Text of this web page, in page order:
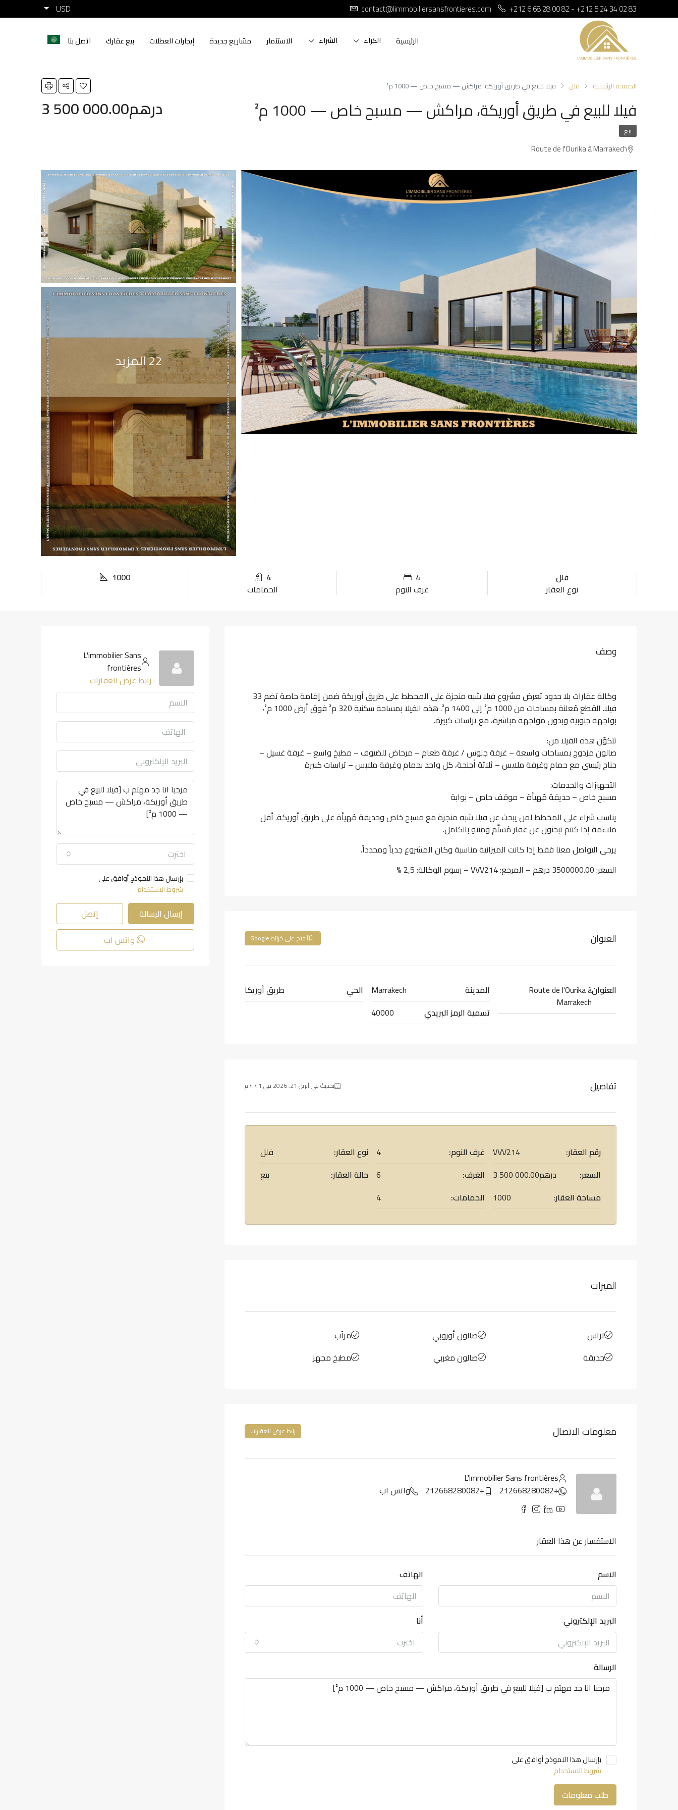
+212 6 68 28 00 82 - +212 5 24 34 02 83
contact@limmobiliersansfrontieres.com
USD
الرئيسية الكراء الشراء الاستثمار مشاريع جديدة إيجارات العطلات بيع عقارك اتصل بنا
الصفحة الرئيسية فلل فيلا للبيع في طريق أوريكة، مراكش — مسبح خاص — 1000 م²
فيلا للبيع في طريق أوريكة، مراكش — مسبح خاص — 1000 م² 3 500 000.00درهم
بيع
Route de l'Ourika à Marrakech
22 المزيد
فلل
نوع العقار
4
غرف النوم
4
الحمامات
1000
وصف
وكالة عقارات بلا حدود تعرض مشروع فيلا شبه منجزة على المخطط على طريق أوريكة ضمن إقامة خاصة تضم 33
فيلا. القطع مُعلنة بمساحات من 1000 م² إلى 1400 م². هذه الفيلا بمساحة سكنية 320 م² فوق أرض 1000 م²،
بواجهة جنوبية وبدون مواجهة مباشرة، مع تراسات كبيرة.
تتكوّن هذه الفيلا من:
صالون مزدوج بمساحات واسعة – غرفة جلوس / غرفة طعام – مرحاض للضيوف – مطبخ واسع – غرفة غسيل –
جناح رئيسي مع حمام وغرفة ملابس – ثلاثة أجنحة، كل واحد بحمام وغرفة ملابس – تراسات كبيرة
التجهيزات والخدمات:
مسبح خاص – حديقة مُهيأة – موقف خاص – بوابة
يناسب شراء على المخطط لمن يبحث عن فيلا شبه منجزة مع مسبح خاص وحديقة مُهيأة على طريق أوريكة. أقل
ملاءمة إذا كنتم تبحثون عن عقار مُسلَّم ومنتهٍ بالكامل.
يرجى التواصل معنا فقط إذا كانت الميزانية مناسبة وكان المشروع جدياً ومحدداً.
السعر: 3500000.00 درهم – المرجع: VVV214 – رسوم الوكالة: 2,5 %
العنوان فتح على خرائط Google
العنوانRoute de l'Ourika à
Marrakech
المدينة
Marrakech
تسمية الرمز البريدي
40000
الحي طريق أوريكا
تفاصيل تحديث في أبريل 21, 2026 في 4:41 م
رقم العقار:
VVV214
السعر:
3 500 000.00درهم
مساحة العقار:
1000
غرف النوم:
4
الغرف:
6
الحمامات:
4
نوع العقار:
فلل
حالة العقار:
بيع
الميزات
تراس
حديقة
صالون أوروبي
صالون مغربي
مرآب
مطبخ مجهز
معلومات الاتصال رابط عرض العقارات
L'immobilier Sans frontières
+212668280082
+212668280082 واتس اب
الاستفسار عن هذا العقار
الاسم الهاتف
البريد الإلكتروني
أنا
اخترت
الرسالة
بإرسال هذا النموذج أوافق على
شروط الاستخدام
طلب معلومات
L'immobilier Sans
frontières
رابط عرض العقارات
اخترت
بإرسال هذا النموذج أوافق على
شروط الاستخدام
إرسال الرسالة
إتصل
واتس اب